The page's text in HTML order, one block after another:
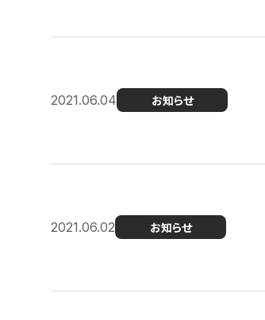
2021.06.04 お知らせ
2021.06.02 お知らせ